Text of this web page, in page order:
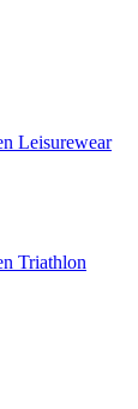
Leisurewear
Triathlon